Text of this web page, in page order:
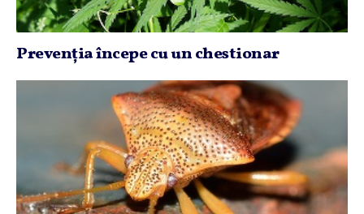
Prevenţia începe cu un chestionar